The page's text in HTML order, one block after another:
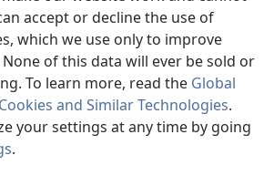
accept or decline the use of
which we use only to improve
of this data will ever be sold or
To learn more, read the Global
and Similar Technologies.
your settings at any time by going
.
®
Tower Bible and Tract Society of Pennsylvania.